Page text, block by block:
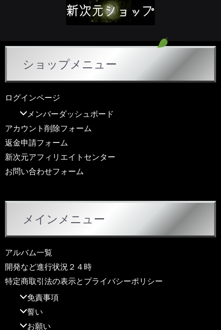
ショップメニュー
ログインページ
メンバーダッシュボード
アカウント削除フォーム
返金申請フォーム
新次元アフィリエイトセンター
お問い合わせフォーム
メインメニュー
アルバム一覧
開発など進行状況２４時
特定商取引法の表示とプライバシーポリシー
免責事項
誓い
お願い